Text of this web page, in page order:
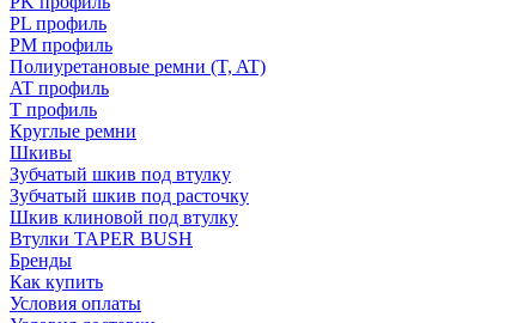
PL профиль
PM профиль
Полиуретановые ремни (T, AT)
AT профиль
T профиль
Круглые ремни
Шкивы
Зубчатый шкив под втулку
Зубчатый шкив под расточку
Шкив клиновой под втулку
Втулки TAPER BUSH
Бренды
Как купить
Условия оплаты